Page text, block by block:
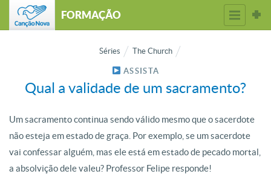
FORMAÇÃO
Séries The Church
ASSISTA
Qual a validade de um sacramento?
Um sacramento continua sendo válido mesmo que o sacerdote
não esteja em estado de graça. Por exemplo, se um sacerdote
vai confessar alguém, mas ele está em estado de pecado mortal,
a absolvição dele valeu? Professor Felipe responde!